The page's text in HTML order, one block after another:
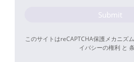
Submit
このサイトはreCAPTCHA保護メカニズ
イバシーの権利 と